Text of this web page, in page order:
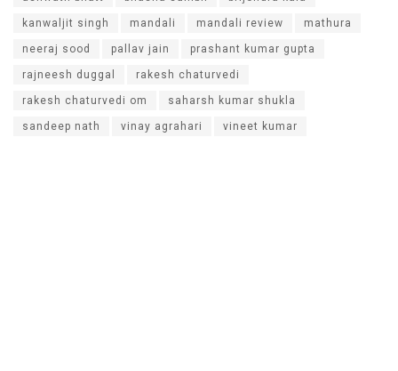
kanwaljit singh mandali mandali review mathura
neeraj sood pallav jain prashant kumar gupta
rajneesh duggal rakesh chaturvedi
rakesh chaturvedi om saharsh kumar shukla
sandeep nath vinay agrahari vineet kumar